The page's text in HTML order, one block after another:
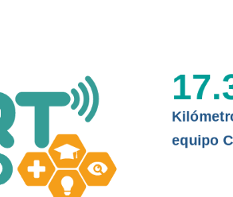
tres años acercando la salud
equipo